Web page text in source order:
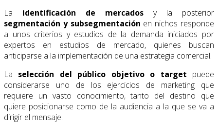
La identificación de mercados y la posterior
segmentación y subsegmentación en nichos responde
a unos criterios y estudios de la demanda iniciados por
expertos en estudios de mercado, quienes buscan
anticiparse a la implementación de una estrategia comercial.
La selección del público objetivo o target puede
considerarse uno de los ejercicios de marketing que
requiere un vasto conocimiento, tanto del destino que
quiere posicionarse como de la audiencia a la que se va a
dirigir el mensaje.